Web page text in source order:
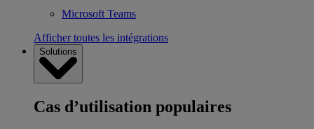
Microsoft Teams
Afficher toutes les intégrations
Solutions
Cas d’utilisation populaires